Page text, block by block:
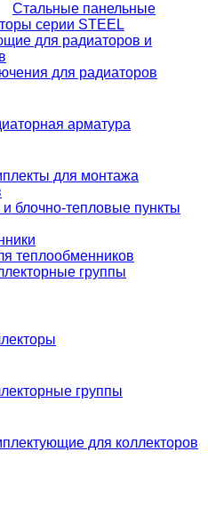
Стальные панельные
серии STEEL
для радиаторов и
для радиаторов
арматура
для монтажа
блочно-тепловые пункты
теплообменников
группы
группы
для коллекторов